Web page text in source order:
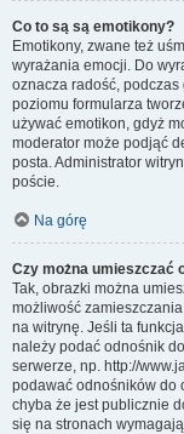
Co to są są emotikony?
Emotikony, zwane też
wyrażania emocji. Do
oznacza radość, podczas
poziomu formularza
używać emotikon, gdyż
moderator może podjąć
posta. Administrator
poście.
Na górę
Czy można umieszczać
Tak, obrazki można
możliwość
na witrynę. Jeśli ta
należy podać odnośnik
serwerze, np. http://
podawać odnośników do
chyba że jest publicznie
się na stronach